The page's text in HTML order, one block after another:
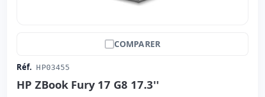
COMPARER
Réf. HP03455
HP ZBook Fury 17 G8 17.3''